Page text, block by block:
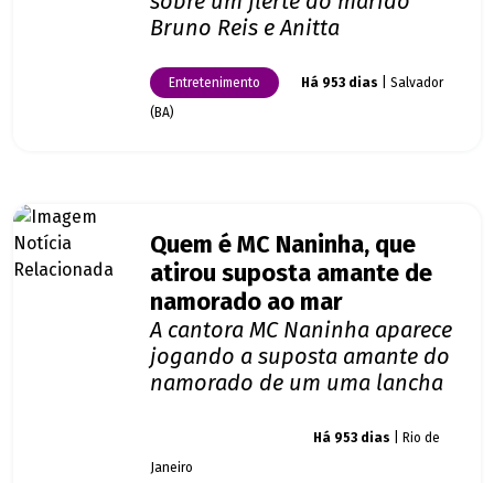
Bruno Reis e Anitta
Entretenimento Há 953 dias | Salvador
(BA)
Quem é MC Naninha, que
atirou suposta amante de
namorado ao mar
A cantora MC Naninha aparece
jogando a suposta amante do
namorado de um uma lancha
Há 953 dias | Rio de
Janeiro